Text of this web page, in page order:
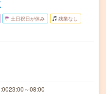
土日祝日が休み 残業なし
～08:00